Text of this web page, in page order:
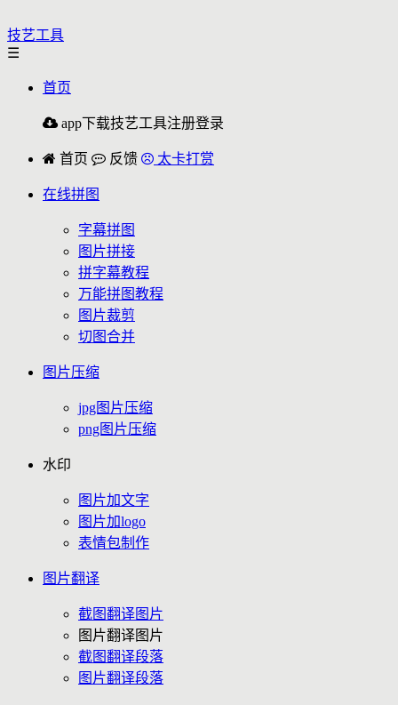
技艺工具
☰
首页
app下载技艺工具注册登录
首页 反馈 太卡打赏
在线拼图
字幕拼图
图片拼接
拼字幕教程
万能拼图教程
图片裁剪
切图合并
图片压缩
jpg图片压缩
png图片压缩
水印
图片加文字
图片加logo
表情包制作
图片翻译
截图翻译图片
图片翻译图片
截图翻译段落
图片翻译段落